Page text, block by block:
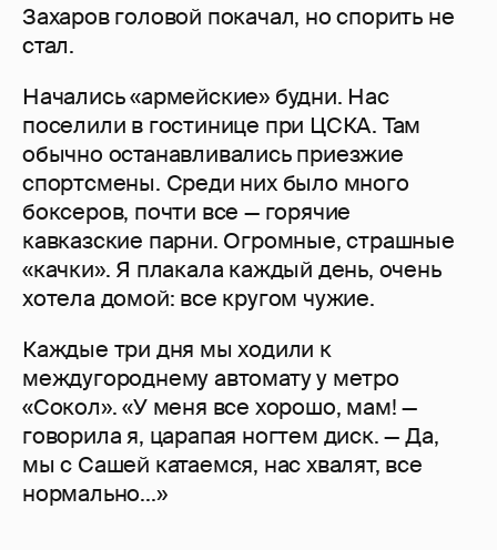
Захаров головой покачал, но спорить не
стал.
Начались «армейские» будни. Нас
поселили в гостинице при ЦСКА. Там
обычно останавливались приезжие
спортсмены. Среди них было много
боксеров, почти все — горячие
кавказские парни. Огромные, страшные
«качки». Я плакала каждый день, очень
хотела домой: все кругом чужие.
Каждые три дня мы ходили к
междугороднему автомату у метро
«Сокол». «У меня все хорошо, мам! —
говорила я, царапая ногтем диск. — Да,
мы с Сашей катаемся, нас хвалят, все
нормально...»